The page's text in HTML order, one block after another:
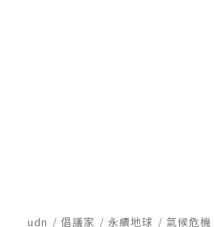
udn 倡議家 永續地球 氣候危機